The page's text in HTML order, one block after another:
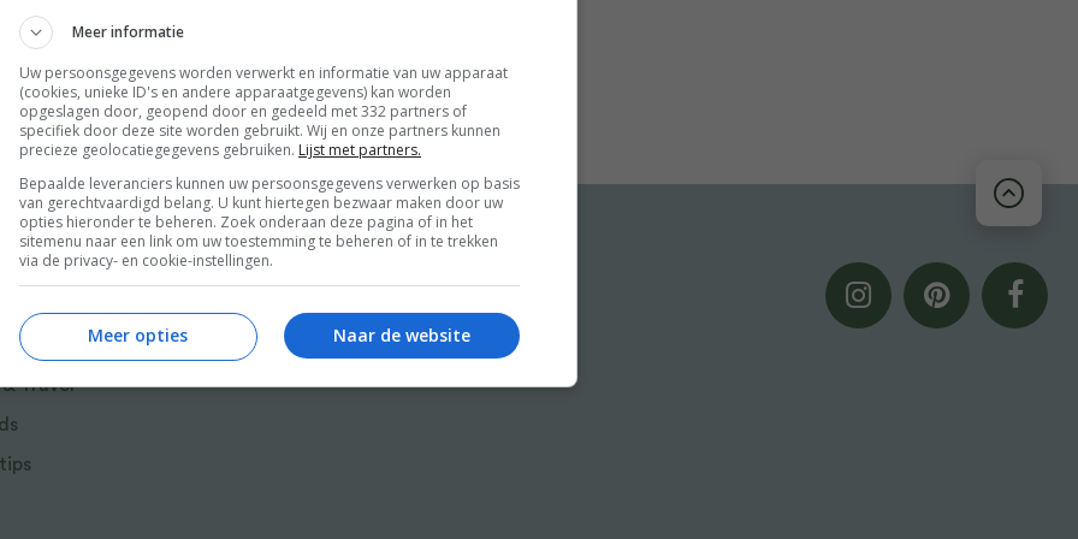
onder meer op basis van fruit,
kok als de gevorderde hobby-
van Food and Friends
& Travel
Meer informatie
Uw persoonsgegevens worden verwerkt en informatie van uw apparaat
(cookies, unieke ID's en andere apparaatgegevens) kan worden
opgeslagen door, geopend door en gedeeld met 332 partners of
specifiek door deze site worden gebruikt. Wij en onze partners kunnen
precieze geolocatiegegevens gebruiken. Lijst met partners.
Bepaalde leveranciers kunnen uw persoonsgegevens verwerken op basis
van gerechtvaardigd belang. U kunt hiertegen bezwaar maken door uw
opties hieronder te beheren. Zoek onderaan deze pagina of in het
sitemenu naar een link om uw toestemming te beheren of in te trekken
via de privacy- en cookie-instellingen.
Naar de website
Meer opties